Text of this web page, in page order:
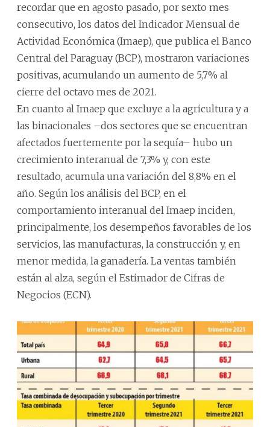
recordar que en agosto pasado, por sexto mes
consecutivo, los datos del Indicador Mensual de
Actividad Económica (Imaep), que publica el Banco
Central del Paraguay (BCP), mostraron variaciones
positivas, acumulando un aumento de 5,7% al
cierre del octavo mes de 2021.
En cuanto al Imaep que excluye a la agricultura y a
las binacionales –dos sectores que se encuentran
afectados fuertemente por la sequía– hubo un
crecimiento interanual de 7,3% y, con este
resultado, acumula una variación del 8,8% en el
año. Según los análisis del BCP, en el
comportamiento interanual del Imaep inciden,
principalmente, los desempeños favorables de los
servicios, las manufacturas, la construcción y, en
menor medida, la ganadería. La ventas también
están al alza, según el Estimador de Cifras de
Negocios (ECN).